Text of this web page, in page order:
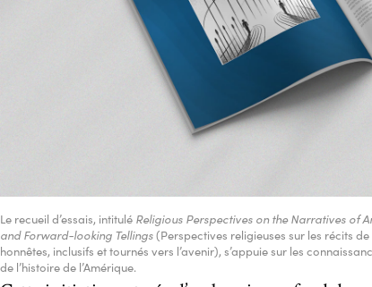
Le recueil d’essais, intitulé Religious Perspectives on the Narratives of
and Forward-looking Tellings(Perspectives religieuses sur les récits
honnêtes, inclusifs et tournés vers l’avenir), s’appuie sur les
de l’histoire de l’Amérique.